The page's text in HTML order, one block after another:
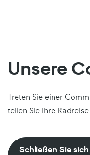
Unsere
Treten Sie einer
teilen Sie Ihre Radreise
Schließen Sie